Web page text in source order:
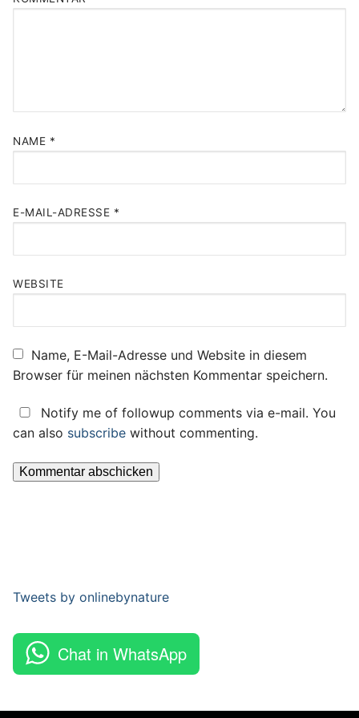
NAME *
E-MAIL-ADRESSE *
WEBSITE
Name, E-Mail-Adresse und Website in diesem
Browser für meinen nächsten Kommentar speichern.
Notify me of followup comments via e-mail. You
can also subscribe without commenting.
Tweets by onlinebynature
Chat in WhatsApp